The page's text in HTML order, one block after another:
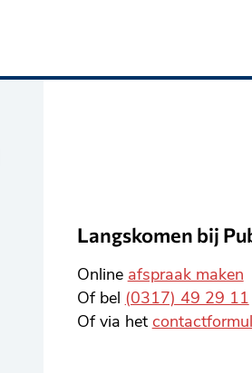
Langskomen bij
Online afspraak maken
Of bel (0317) 49 29 11
Of via het